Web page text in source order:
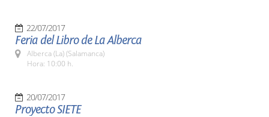
22/07/2017
Feria del Libro de La Alberca
Alberca (La) (Salamanca)
Hora: 10:00 h.
20/07/2017
Proyecto SIETE